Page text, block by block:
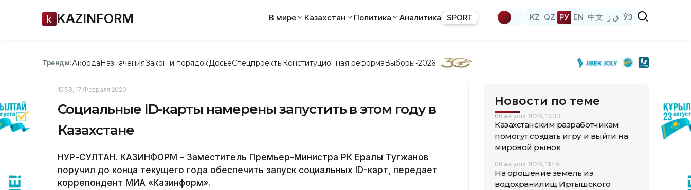
KAZINFORM В мире Казахстан Политика Аналитика SPORT KZ QZ РУ EN 中文 ق ز ЎЗ
Тренды:АкордаНазначенияЗакон и порядок ДосьеСпецпроектыКонституционная реформаВыборы-2026
15:58, 17 Февраля 2020
Социальные ID-карты намерены запустить в этом году в
Казахстане
НУР-СУЛТАН. КАЗИНФОРМ - Заместитель Премьер-Министра РК Ералы Тугжанов
поручил до конца текущего года обеспечить запуск социальных ID-карт, передает
коррепондент МИА «Казинформ».
Новости по теме
06 августа 2026, 13:33
Казахстанским разработчикам
помогут создать игру и выйти на
мировой рынок
06 августа 2026, 11:49
На орошение земель из
водохранилищ Иртышского